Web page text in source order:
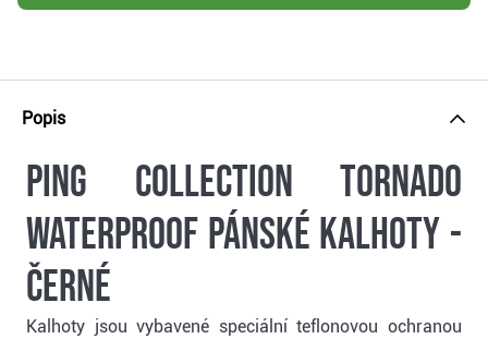
Popis
Ping Collection Tornado
Waterproof pánské kalhoty -
černé
Kalhoty jsou vybavené speciální teflonovou ochranou